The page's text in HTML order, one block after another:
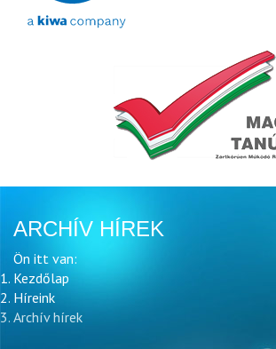
ARCHÍV HÍREK
Ön itt van:
Kezdőlap
Híreink
Archív hírek